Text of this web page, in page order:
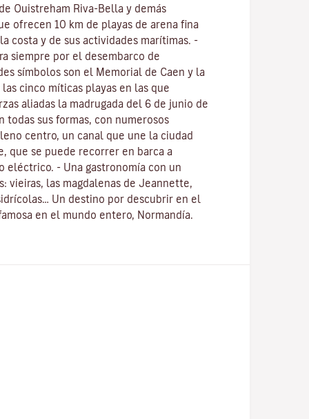
Ouistreham Riva-Bella y demás
ofrecen 10 km de playas de arena fina
costa y de sus actividades marítimas. -
siempre por el desembarco de
símbolos son el Memorial de Caen y la
cinco míticas playas en las que
aliadas la madrugada del 6 de junio de
todas sus formas, con numerosos
centro, un canal que une la ciudad
que se puede recorrer en barca a
eléctrico. - Una gastronomía con un
vieiras, las magdalenas de Jeannette,
Un destino por descubrir en el
en el mundo entero, Normandía.